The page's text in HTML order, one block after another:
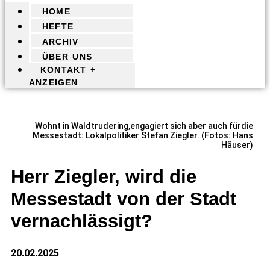
HOME
HEFTE
ARCHIV
ÜBER UNS
KONTAKT +
ANZEIGEN
Wohnt in Waldtrudering,engagiert sich aber auch fürdie
Messestadt: Lokalpolitiker Stefan Ziegler. (Fotos: Hans
Häuser)
Herr Ziegler, wird die
Messestadt von der Stadt
vernachlässigt?
20.02.2025